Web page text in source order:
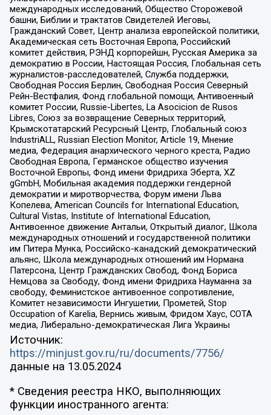
международных исследований, Общество Сторожевой
башни, Библии и трактатов Свидетелей Иеговы,
Гражданский Совет, Центр анализа европейской политики,
Академическая сеть Восточная Европа, Российский
комитет действия, РЭНД корпорейшн, Русская Америка за
демократию в России, Настоящая Россия, Глобальная сеть
журналистов-расследователей, Служба поддержки,
Свободная Россия Берлин, Свободная Россия Северный
Рейн-Вестфалия, Фонд глобальной помощи, Антивоенный
комитет России, Russie-Libertes, La Asocicion de Rusos
Libres, Союз за возвращение Северных территорий,
Крымскотатарский Ресурсный Центр, Глобальный союз
IndustriALL, Russian Election Monitor, Article 19, Мнение
медиа, Федерация анархического черного креста, Радио
Свободная Европа, Германское общество изучения
Восточной Европы, Фонд имени Фридриха Эберта, XZ
gGmbH, Мобильная академия поддержки гендерной
демократии и миротворчества, Форум имени Льва
Копелева, American Councils for International Education,
Cultural Vistas, Institute of International Education,
Антивоенное движение Антальи, Открытый диалог, Школа
международных отношений и государственной политики
им Питера Мунка, Российско-канадский демократический
альянс, Школа международных отношений им Нормана
Патерсона, Центр Гражданских Свобод, Фонд Бориса
Немцова за Свободу, Фонд имени Фридриха Науманна за
свободу, Феминистское антивоенное сопротивление,
Комитет независимости Ингушетии, Прометей, Stop
Occupation of Karelia, Вернись живым, Фридом Хаус, СОТА
медиа, Либерально-демократическая Лига Украины
Источник:
https://minjust.gov.ru/ru/documents/7756/
данные на 13.05.2024
* Сведения реестра НКО, выполняющих
функции иностранного агента: